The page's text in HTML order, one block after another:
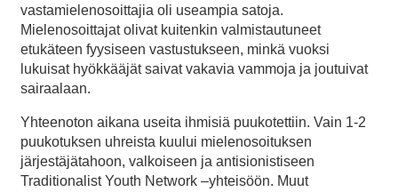
vastamielenosoittajia oli useampia satoja.
Mielenosoittajat olivat kuitenkin valmistautuneet
etukäteen fyysiseen vastustukseen, minkä vuoksi
lukuisat hyökkääjät saivat vakavia vammoja ja joutuivat
sairaalaan.
Yhteenoton aikana useita ihmisiä puukotettiin. Vain 1-2
puukotuksen uhreista kuului mielenosoituksen
järjestäjätahoon, valkoiseen ja antisionistiseen
Traditionalist Youth Network –yhteisöön. Muut